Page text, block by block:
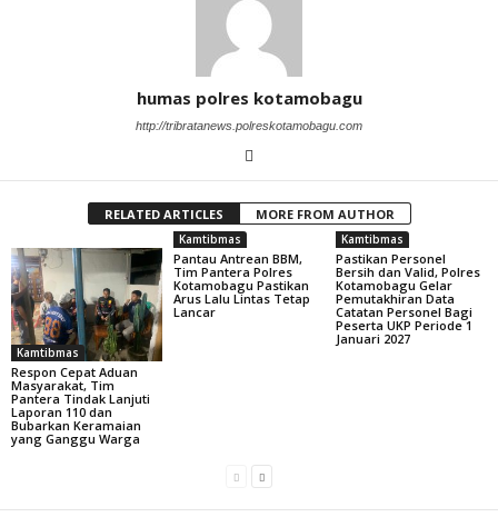
humas polres kotamobagu
http://tribratanews.polreskotamobagu.com
RELATED ARTICLES MORE FROM AUTHOR
Kamtibmas
Respon Cepat Aduan
Masyarakat, Tim
Pantera Tindak Lanjuti
Laporan 110 dan
Bubarkan Keramaian
yang Ganggu Warga
Kamtibmas
Pantau Antrean BBM,
Tim Pantera Polres
Kotamobagu Pastikan
Arus Lalu Lintas Tetap
Lancar
Kamtibmas
Pastikan Personel
Bersih dan Valid, Polres
Kotamobagu Gelar
Pemutakhiran Data
Catatan Personel Bagi
Peserta UKP Periode 1
Januari 2027